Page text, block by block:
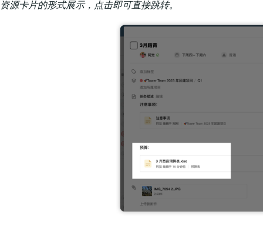
资源卡片的形式展示，点击即可直接跳转。